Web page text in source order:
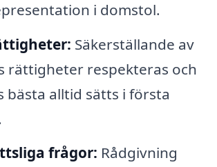
i domstol.
Säkerställande av
rättigheter respekteras och
bästa alltid sätts i första
frågor: Rådgivning